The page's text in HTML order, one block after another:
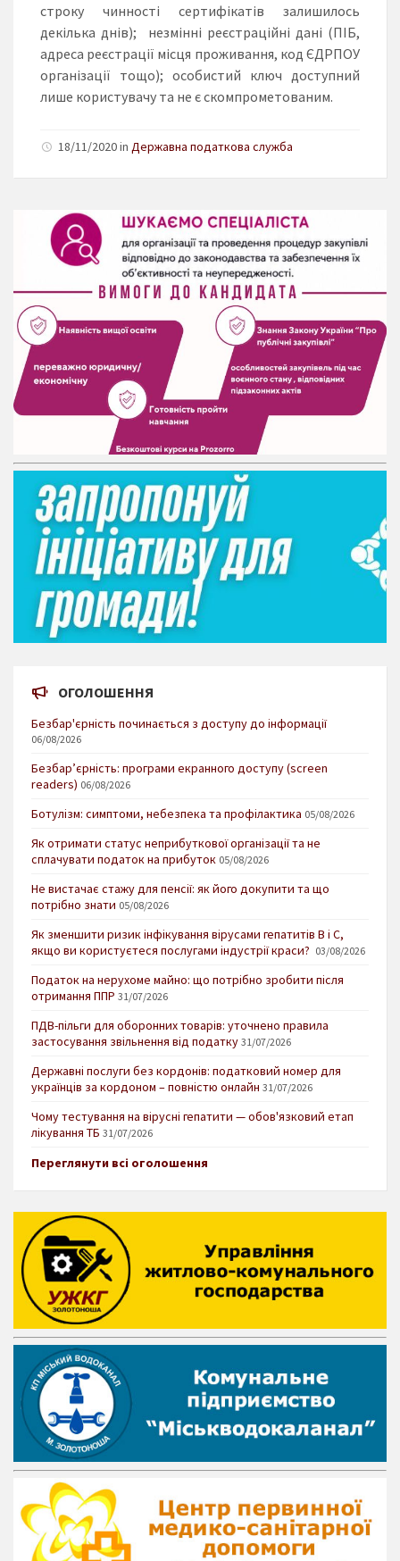
строку чинності сертифікатів залишилось
декілька днів); незмінні реєстраційні дані (ПІБ,
адреса реєстрації місця проживання, код ЄДРПОУ
організації тощо); особистий ключ доступний
лише користувачу та не є скомпрометованим.
18/11/2020 in Державна податкова служба
ОГОЛОШЕННЯ
Безбар'єрність починається з доступу до інформації
06/08/2026
Безбар’єрність: програми екранного доступу (screen
readers) 06/08/2026
Ботулізм: симптоми, небезпека та профілактика 05/08/2026
Як отримати статус неприбуткової організації та не
сплачувати податок на прибуток 05/08/2026
Не вистачає стажу для пенсії: як його докупити та що
потрібно знати 05/08/2026
Як зменшити ризик інфікування вірусами гепатитів В і С,
якщо ви користуєтеся послугами індустрії краси? 03/08/2026
Податок на нерухоме майно: що потрібно зробити після
отримання ППР 31/07/2026
ПДВ-пільги для оборонних товарів: уточнено правила
застосування звільнення від податку 31/07/2026
Державні послуги без кордонів: податковий номер для
українців за кордоном – повністю онлайн 31/07/2026
Чому тестування на вірусні гепатити — обов'язковий етап
лікування ТБ 31/07/2026
Переглянути всі оголошення